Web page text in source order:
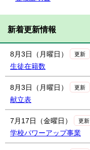
新着更新情報
8月3日（月曜日） 更新
生徒在籍数
8月3日（月曜日） 更新
献立表
7月17日（金曜日） 更新
学校パワーアップ事業